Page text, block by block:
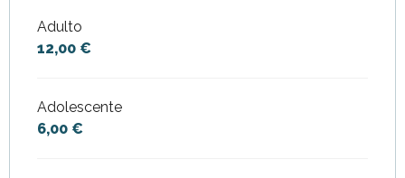
Adulto
12,00 €
Adolescente
6,00 €